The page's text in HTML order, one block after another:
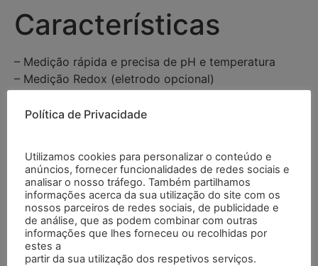
Características
– Medição rápida e precisa de pH e temperatura
– Medição Redox (eletrodo opcional)
– Calibração simples de 2, 3, 4 e 5 pontos
– Indicação gráfica do progresso da medição
– Registro de dados
Especificações
pH
Política de Privacidade
Utilizamos cookies para personalizar o conteúdo e
anúncios, fornecer funcionalidades de redes sociais e
analisar o nosso tráfego. Também partilhamos
informações acerca da sua utilização do site com os
nossos parceiros de redes sociais, de publicidade e
de análise, que as podem combinar com outras
informações que lhes forneceu ou recolhidas por
estes a
partir da sua utilização dos respetivos serviços.